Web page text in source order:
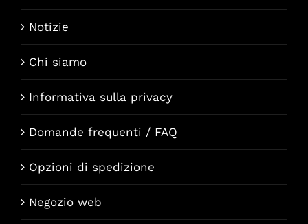
Notizie
Chi siamo
Informativa sulla privacy
Domande frequenti / FAQ
Opzioni di spedizione
Negozio web